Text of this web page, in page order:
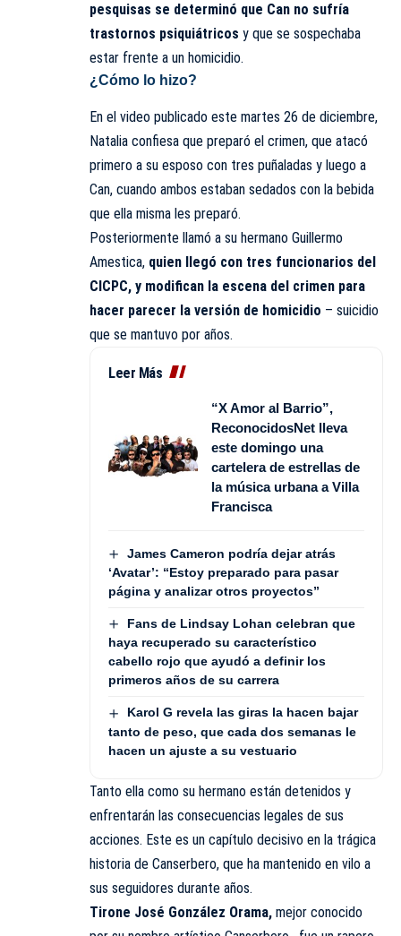
pesquisas se determinó que Can no sufría
trastornos psiquiátricos y que se sospechaba
estar frente a un homicidio.
¿Cómo lo hizo?
En el video publicado este martes 26 de diciembre,
Natalia confiesa que preparó el crimen, que atacó
primero a su esposo con tres puñaladas y luego a
Can, cuando ambos estaban sedados con la bebida
que ella misma les preparó.
Posteriormente llamó a su hermano Guillermo
Amestica, quien llegó con tres funcionarios del
CICPC, y modifican la escena del crimen para
hacer parecer la versión de homicidio – suicidio
que se mantuvo por años.
Leer Más
“X Amor al Barrio”,
ReconocidosNet lleva
este domingo una
cartelera de estrellas de
la música urbana a Villa
Francisca
James Cameron podría dejar atrás
‘Avatar’: “Estoy preparado para pasar
página y analizar otros proyectos”
Fans de Lindsay Lohan celebran que
haya recuperado su característico
cabello rojo que ayudó a definir los
primeros años de su carrera
Karol G revela las giras la hacen bajar
tanto de peso, que cada dos semanas le
hacen un ajuste a su vestuario
Tanto ella como su hermano están detenidos y
enfrentarán las consecuencias legales de sus
acciones. Este es un capítulo decisivo en la trágica
historia de Canserbero, que ha mantenido en vilo a
sus seguidores durante años.
Tirone José González Orama, mejor conocido